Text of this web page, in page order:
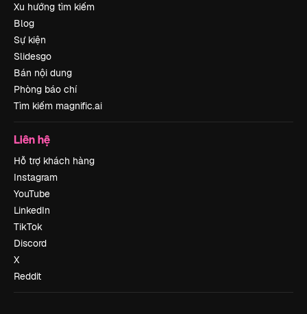
Xu hướng tìm kiếm
Blog
Sự kiện
Slidesgo
Bán nội dung
Phòng báo chí
Tìm kiếm magnific.ai
Liên hệ
Hỗ trợ khách hàng
Instagram
YouTube
LinkedIn
TikTok
Discord
X
Reddit